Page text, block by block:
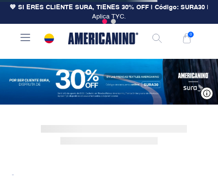
💙 SI ERES CLIENTE SURA, TIENES 30% OFF | Código: SURA30
Aplica TYC.
0
-